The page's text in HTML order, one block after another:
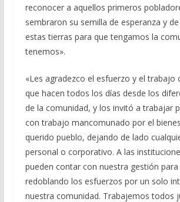
reconocer a aquellos primeros
sembraron su semilla de esperanza y
estas tierras para que tengamos la
tenemos».
«Les agradezco el esfuerzo y el trabajo
que hacen todos los días desde los
de la comunidad, y los invitó a trabajar
con trabajo mancomunado por el
querido pueblo, dejando de lado
personal o corporativo. A las
pueden contar con nuestra gestión para
redoblando los esfuerzos por un solo
nuestra comunidad. Trabajemos todos